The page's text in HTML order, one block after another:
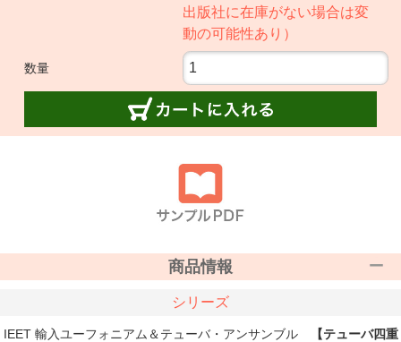
出版社に在庫がない場合は変
動の可能性あり）
数量
商品情報
シリーズ
IEET 輸入ユーフォニアム＆テューバ・アンサンブル
【テューバ四重